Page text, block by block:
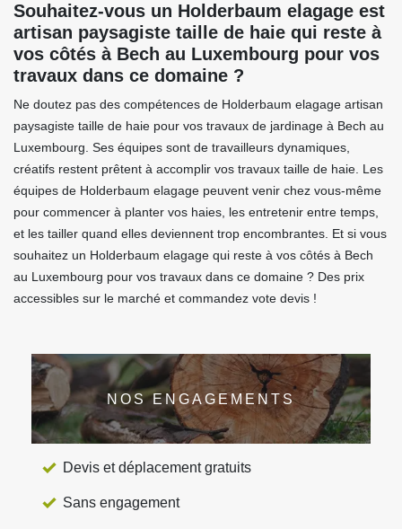
Souhaitez-vous un Holderbaum elagage est
artisan paysagiste taille de haie qui reste à
vos côtés à Bech au Luxembourg pour vos
travaux dans ce domaine ?
Ne doutez pas des compétences de Holderbaum elagage artisan
paysagiste taille de haie pour vos travaux de jardinage à Bech au
Luxembourg. Ses équipes sont de travailleurs dynamiques,
créatifs restent prêtent à accomplir vos travaux taille de haie. Les
équipes de Holderbaum elagage peuvent venir chez vous-même
pour commencer à planter vos haies, les entretenir entre temps,
et les tailler quand elles deviennent trop encombrantes. Et si vous
souhaitez un Holderbaum elagage qui reste à vos côtés à Bech
au Luxembourg pour vos travaux dans ce domaine ? Des prix
accessibles sur le marché et commandez vote devis !
NOS ENGAGEMENTS
Devis et déplacement gratuits
Sans engagement